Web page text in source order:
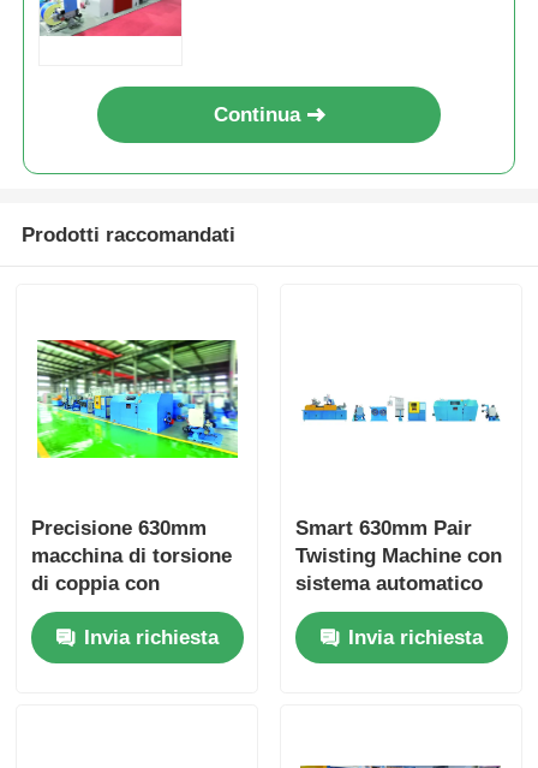
Continua
Prodotti raccomandati
Precisione 630mm
macchina di torsione
di coppia con
funzionamento touch
screen intelligente
Invia richiesta
Smart 630mm Pair
Twisting Machine con
sistema automatico
di bilanciamento della
tensioneInvia richiesta